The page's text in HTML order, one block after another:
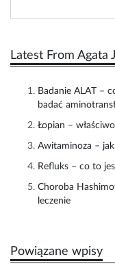
Latest From Agata
Badanie ALAT –
badać
Łopian –
Awitaminoza –
Refluks – co to
Choroba
leczenie
Powiązane wpisy